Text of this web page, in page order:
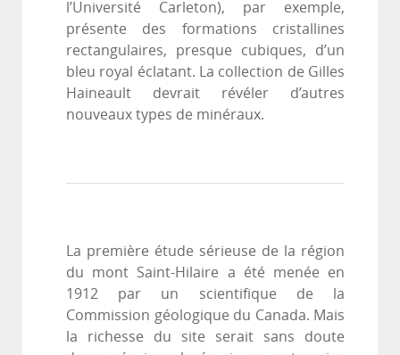
l’Université Carleton), par exemple,
présente des formations cristallines
rectangulaires, presque cubiques, d’un
bleu royal éclatant. La collection de Gilles
Haineault devrait révéler d’autres
nouveaux types de minéraux.
La première étude sérieuse de la région
du mont Saint-Hilaire a été menée en
1912 par un scientifique de la
Commission géologique du Canada. Mais
la richesse du site serait sans doute